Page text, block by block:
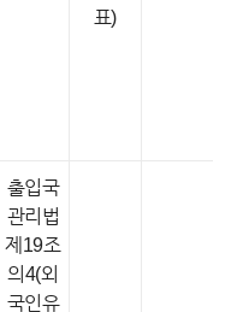
표)
출입국
관리법
제19조
의4(외
국인유